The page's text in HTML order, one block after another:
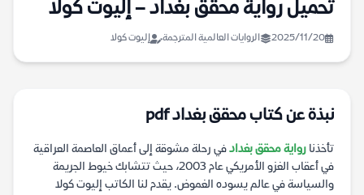
تحميل رواية محقق بغداد – إليوت كولا
2025/11/20 الروايات العالمية المترجمة إليوت كولا
نبذة عن كتاب محقق بغداد pdf
تأخذنا رواية محقق بغدادفي رحلة مشوقة إلى أعماق العاصمة العراقية
في أعقاب الغزو الأمريكي عام 2003، حيث تتشابك خيوط الجريمة
والسياسة في عالم يسوده الغموض. يقدم لنا الكاتب إليوت كولا